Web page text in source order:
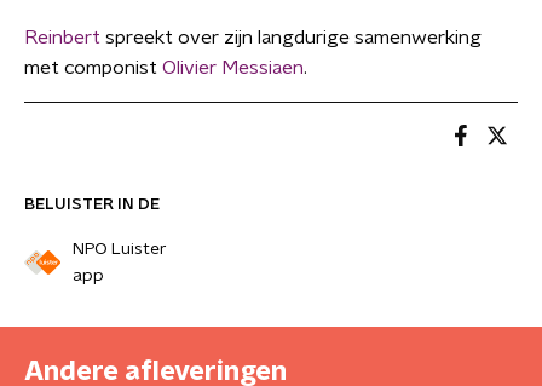
BELUISTER IN DE
NPO Luister
app
Reinbert spreekt over zijn langdurige samenwerking
met componist Olivier Messiaen.
Andere afleveringen